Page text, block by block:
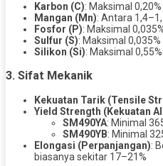
Karbon (C): Maksimal 0,20%
Mangan (Mn): Antara
Fosfor (P): Maksimal
Sulfur (S): Maksimal 0,035%
Silikon (Si): Maksimal 0,55%
3. Sifat Mekanik
Kekuatan Tarik (Tensile
Yield Strength (Kekuatan
SM490YA: Minimal
SM490YB: Minimal
Elongasi (Perpanjangan):
biasanya sekitar 17–21%